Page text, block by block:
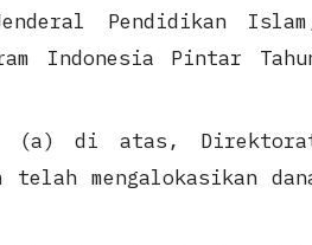
Pendidikan
Indonesia Pintar
(a) di atas,
telah mengalokasikan